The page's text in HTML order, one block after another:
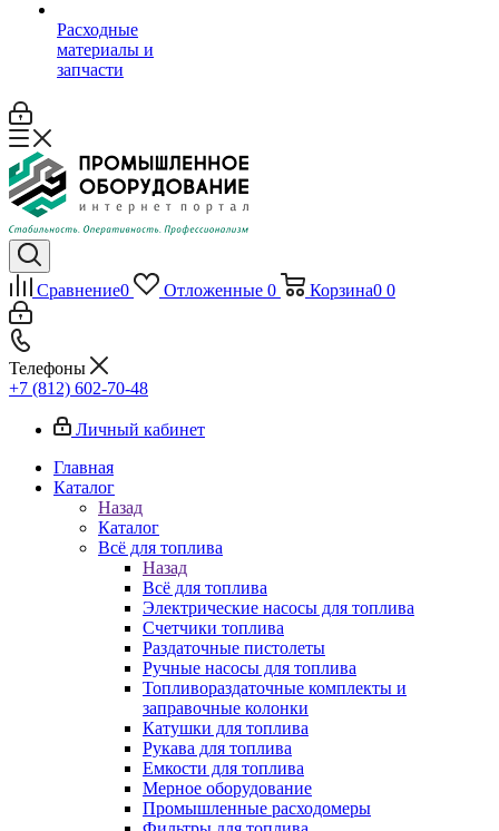
Расходные
материалы и
запчасти
Сравнение0 Отложенные 0 Корзина0 0
Телефоны
+7 (812) 602-70-48
Личный кабинет
Главная
Каталог
Назад
Каталог
Всё для топлива
Назад
Всё для топлива
Электрические насосы для топлива
Счетчики топлива
Раздаточные пистолеты
Ручные насосы для топлива
Топливораздаточные комплекты и
заправочные колонки
Катушки для топлива
Рукава для топлива
Емкости для топлива
Мерное оборудование
Промышленные расходомеры